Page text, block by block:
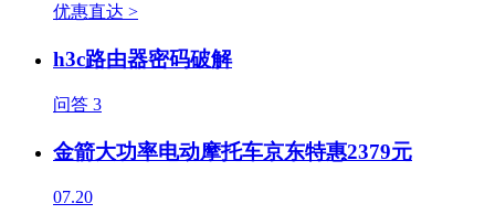
优惠直达 >
h3c路由器密码破解
问答 3
金箭大功率电动摩托车京东特惠2379元
07.20